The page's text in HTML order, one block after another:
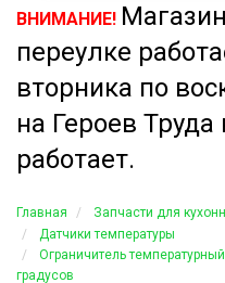
ВНИМАНИЕ!
переулке
вторника по
на Героев
работает.
Главная
Запчасти для
Датчики температуры
Ограничитель
градусов